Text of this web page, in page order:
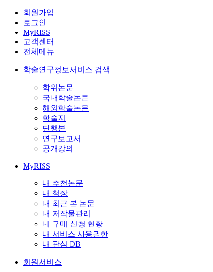
회원가입
로그인
MyRISS
고객센터
전체메뉴
학술연구정보서비스 검색
학위논문
국내학술논문
해외학술논문
학술지
단행본
연구보고서
공개강의
MyRISS
내 추천논문
내 책장
내 최근 본 논문
내 저작물관리
내 구매·신청 현황
내 서비스 사용권한
내 관심 DB
회원서비스